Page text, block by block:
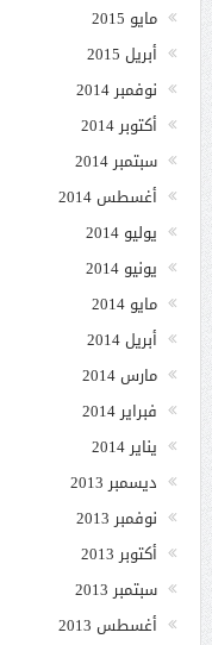
مايو 2015
أبريل 2015
نوفمبر 2014
أكتوبر 2014
سبتمبر 2014
أغسطس 2014
يوليو 2014
يونيو 2014
مايو 2014
أبريل 2014
مارس 2014
فبراير 2014
يناير 2014
ديسمبر 2013
نوفمبر 2013
أكتوبر 2013
سبتمبر 2013
أغسطس 2013